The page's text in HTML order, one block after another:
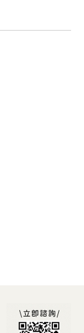
Facebook 粉